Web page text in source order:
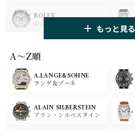
ROLEX
ロレックス
パネライ
OMEGA
オメガ
BLANCPAIN
ブランパン
もっと見る
A〜Z順
A.LANGE&SOHNE
ランゲ＆ゾーネ
ALAIN SILBERSTEIN
アラン・シルベスタイン